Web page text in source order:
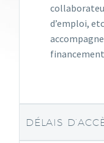
d’emploi,
DÉLAIS